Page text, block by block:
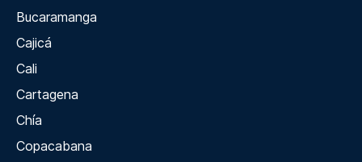
Bucaramanga
Cajicá
Cali
Cartagena
Chía
Copacabana